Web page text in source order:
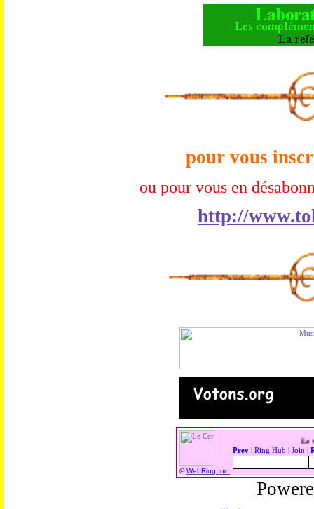
pour vous
ou pour vous en
http://
©WebRing Inc.
Prev
Ring Hub Join